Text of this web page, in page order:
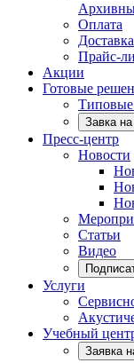
Оплата
Прайс-
Акции
Готовые
Завка
Пресс-центр
Новости
Статьи
Видео
Услуги
Учебный
Заявка